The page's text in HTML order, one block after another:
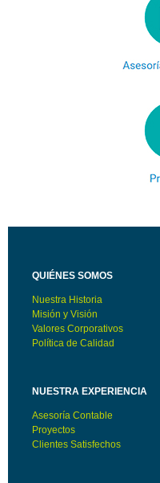
QUIÉNES SOMOS
Nuestra Historia
Misión y Visión
Valores Corporativos
Política de Calidad
NUESTRA EXPERIENCIA
Asesoría Contable
Proyectos
Clientes Satisfechos